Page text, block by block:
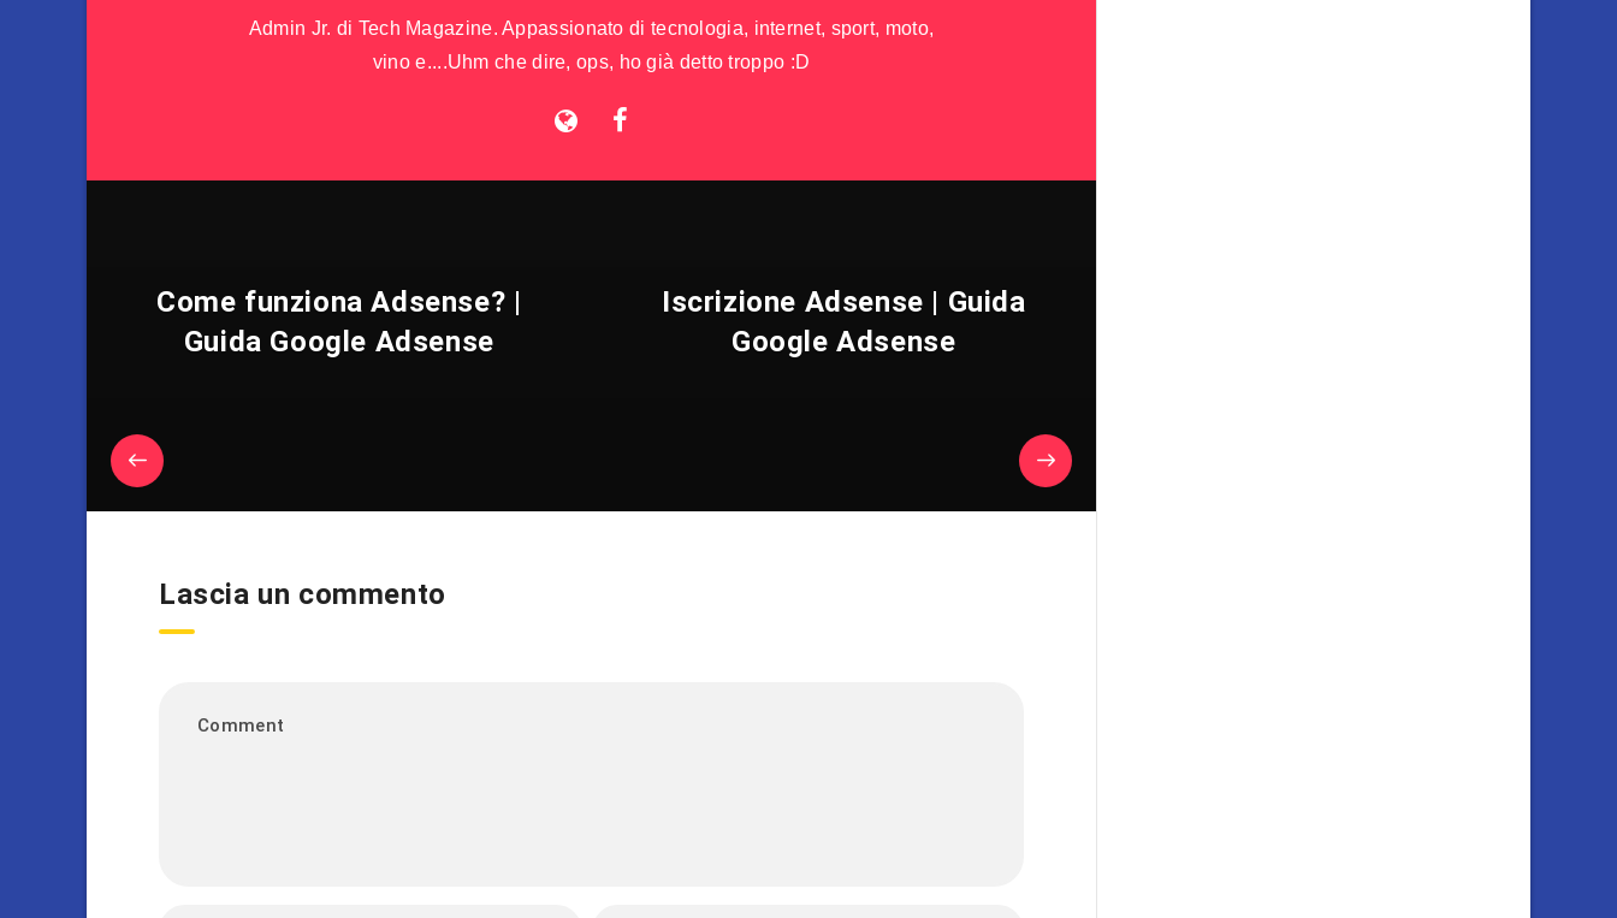
Admin Jr. di Tech Magazine. Appassionato di tecnologia, internet, sport, moto,
vino e....Uhm che dire, ops, ho già detto troppo :D
Come funziona Adsense? |
Guida Google Adsense
Iscrizione Adsense | Guida
Google Adsense
Lascia un commento